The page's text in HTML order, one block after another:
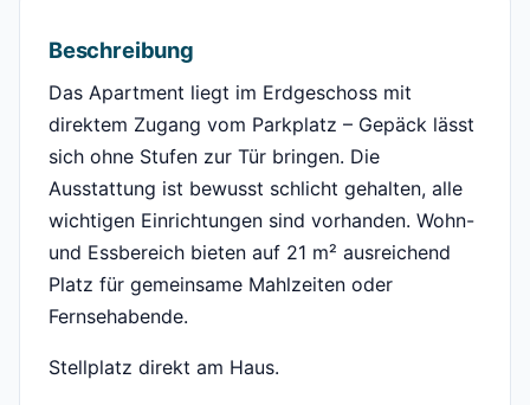
Beschreibung
Das Apartment liegt im Erdgeschoss mit
direktem Zugang vom Parkplatz – Gepäck lässt
sich ohne Stufen zur Tür bringen. Die
Ausstattung ist bewusst schlicht gehalten, alle
wichtigen Einrichtungen sind vorhanden. Wohn-
und Essbereich bieten auf 21 m² ausreichend
Platz für gemeinsame Mahlzeiten oder
Fernsehabende.
Stellplatz direkt am Haus.